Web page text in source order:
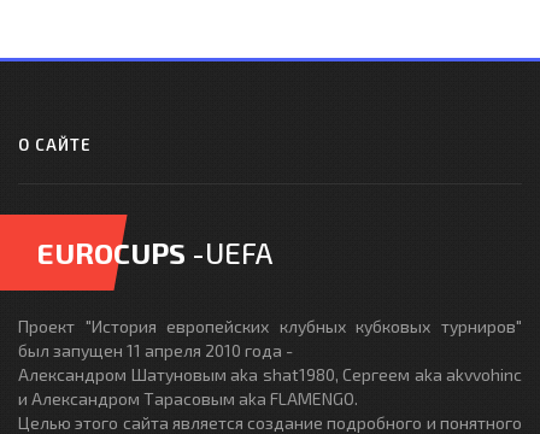
О САЙТЕ
EUROCUPS -UEFA
Проект "История европейских клубных кубковых турниров"
был запущен 11 апреля 2010 года -
Александром Шатуновым aka shat1980, Сергеем aka akvvohinc
и Александром Тарасовым aka FLAMENGO.
Целью этого сайта является создание подробного и понятного